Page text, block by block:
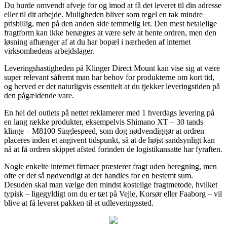
Du burde omvendt afveje for og imod at få det leveret til din adresse
eller til dit arbejde. Muligheden bliver som regel en tak mindre
prisbillig, men på den anden side temmelig let. Den mest betalelige
fragtform kan ikke benægtes at være selv at hente ordren, men den
løsning afhænger af at du har bopæl i nærheden af internet
virksomhedens arbejdslager.
Leveringshastigheden på Klinger Direct Mount kan vise sig at være
super relevant såfremt man har behov for produkterne om kort tid,
og herved er det naturligvis essentielt at du tjekker leveringstiden på
den pågældende vare.
En hel del outlets på nettet reklamerer med 1 hverdags levering på
en lang række produkter, eksempelvis Shimano XT – 30 tands
klinge – M8100 Singlespeed, som dog nødvendiggør at ordren
placeres inden et angivent tidspunkt, så at de højst sandsynligt kan
nå at få ordren skippet afsted forinden de logistikansatte har fyraften.
Nogle enkelte internet firmaer præsterer fragt uden beregning, men
ofte er det så nødvendigt at der handles for en bestemt sum.
Desuden skal man vælge den mindst kostelige fragtmetode, hvilket
typisk – ligegyldigt om du er tæt på Vejle, Korsør eller Faaborg – vil
blive at få leveret pakken til et udleveringssted.